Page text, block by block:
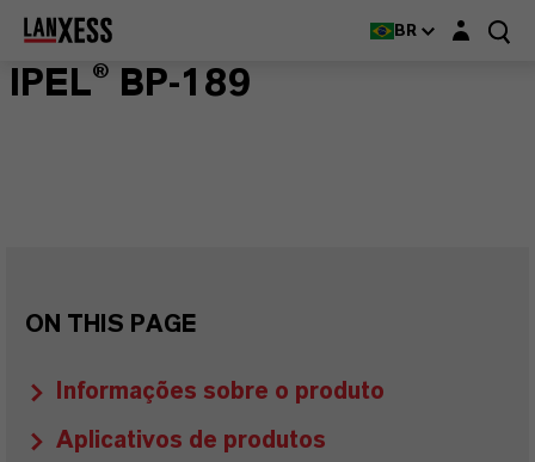
BR Login layer
IPEL® BP-189
ON THIS PAGE
Informações sobre o produto
Aplicativos de produtos